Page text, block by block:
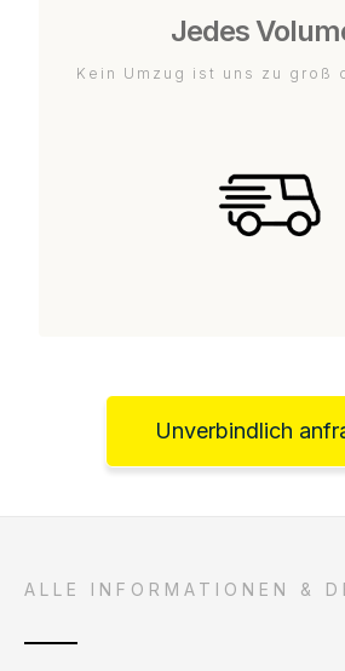
Jedes
Kein Umzug ist uns zu groß
Unverbindlich
ALLE INFORMATIONEN &